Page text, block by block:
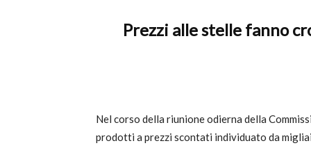
Prezzi alle stelle fanno
Nel corso della riunione odierna della
prodotti a prezzi scontati individuato da